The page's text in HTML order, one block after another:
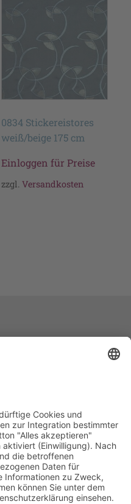
0834 Stickereistores
weiß/beige 175 cm
Einloggen für Preise
zzgl.Versandkosten